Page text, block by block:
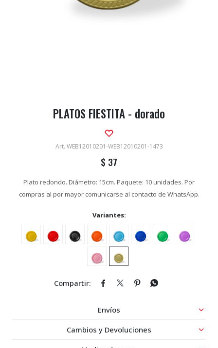
PLATOS FIESTITA - dorado
WEB12010201-WEB12010201-1473
$ 37
Plato redondo. Diámetro: 15cm. Paquete: 10 unidades. Por
compras al por mayor comunicarse al contacto de WhatsApp.
Variantes:
   
Envíos
Cambios y Devoluciones